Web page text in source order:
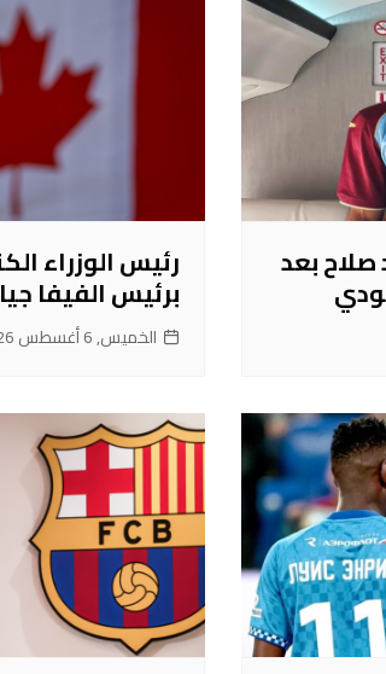
بعد رئيس الوزراء
برئيس الفيفا
الخميس, 6 أغسطس 2026, 4:54